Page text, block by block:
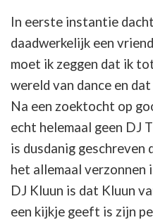
In eerste instantie
daadwerkelijk een
moet ik zeggen dat ik
wereld van dance en
Na een zoektocht op
echt helemaal geen DJ
is dusdanig
het allemaal verzonnen
DJ Kluun is dat Kluun
een kijkje geeft is zijn